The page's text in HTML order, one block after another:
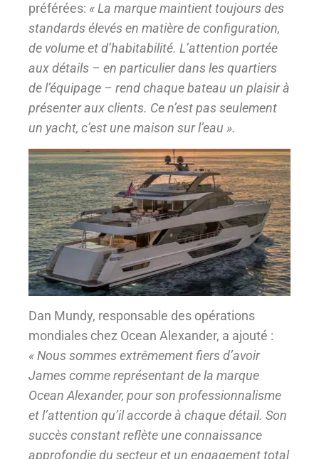
préférées: « La marque maintient toujours des
standards élevés en matière de configuration,
de volume et d’habitabilité. L’attention portée
aux détails – en particulier dans les quartiers
de l’équipage – rend chaque bateau un plaisir à
présenter aux clients. Ce n’est pas seulement
un yacht, c’est une maison sur l’eau ».
Dan Mundy, responsable des opérations
mondiales chez Ocean Alexander, a ajouté :
« Nous sommes extrêmement fiers d’avoir
James comme représentant de la marque
Ocean Alexander, pour son professionnalisme
et l’attention qu’il accorde à chaque détail. Son
succès constant reflète une connaissance
approfondie du secteur et un engagement total